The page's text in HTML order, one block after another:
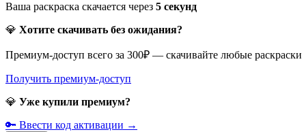
Ваша раскраска скачается через 5 секунд
💎 Хотите скачивать без ожидания?
Премиум-доступ всего за 300₽ — скачивайте любые
Получить премиум-доступ
💎 Уже купили премиум?
🔑 Ввести код активации →